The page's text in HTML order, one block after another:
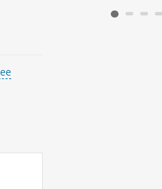
имеются номера